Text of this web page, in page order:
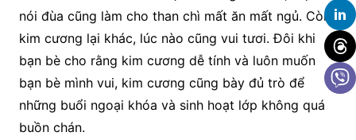
nói đùa cũng làm cho than chì mất ăn mất ngủ. Còn
kim cương lại khác, lúc nào cũng vui tươi. Đôi khi
bạn bè cho rằng kim cương dễ tính và luôn muốn
bạn bè mình vui, kim cương cũng bày đủ trò để
những buổi ngoại khóa và sinh hoạt lớp không quá
buồn chán.